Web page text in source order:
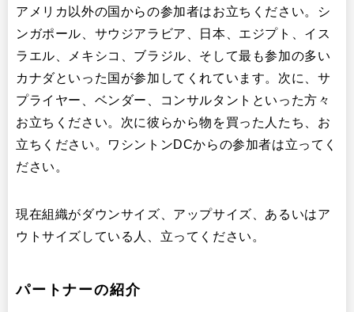
アメリカ以外の国からの参加者はお立ちください。シ
ンガポール、サウジアラビア、日本、エジプト、イス
ラエル、メキシコ、ブラジル、そして最も参加の多い
カナダといった国が参加してくれています。次に、サ
プライヤー、ベンダー、コンサルタントといった方々
お立ちください。次に彼らから物を買った人たち、お
立ちください。ワシントンDCからの参加者は立ってく
ださい。
現在組織がダウンサイズ、アップサイズ、あるいはア
ウトサイズしている人、立ってください。
パートナーの紹介